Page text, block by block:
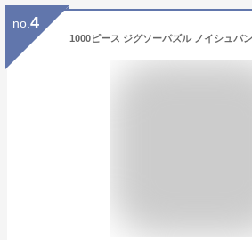
no. 4
1000ピース ジグソーパズル ノイシュバ